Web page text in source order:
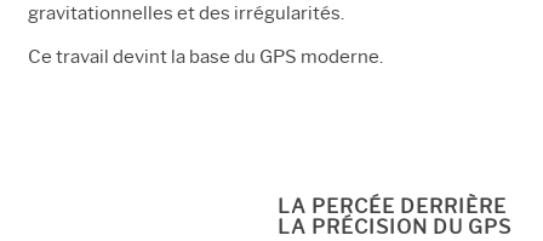
gravitationnelles et des irrégularités.
Ce travail devint la base du GPS moderne.
LA PERCÉE DERRIÈRE
LA PRÉCISION DU GPS